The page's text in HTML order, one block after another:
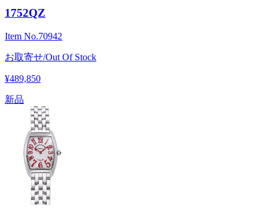
1752QZ
Item No.70942
お取寄せ/Out Of Stock
¥489,850
新品